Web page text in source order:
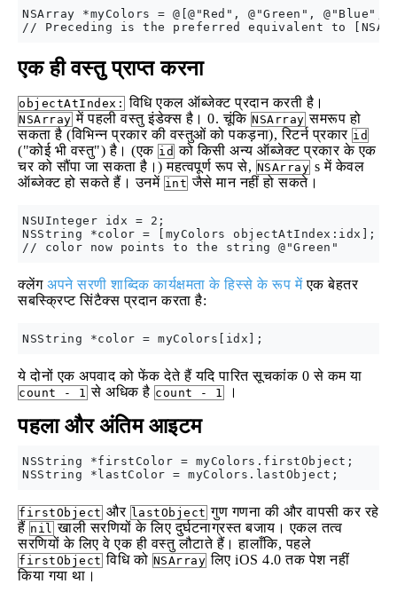
NSArray *myColors = @[@"Red", @"Green", @"Blue",
एक ही वस्तु प्राप्त करना
objectAtIndex: विधि एकल ऑब्जेक्ट प्रदान करती है।
NSArray में पहली वस्तु इंडेक्स है। 0. चूंकि NSArray समरूप हो
सकता है (विभिन्न प्रकार की वस्तुओं को पकड़ना), रिटर्न प्रकार id
("कोई भी वस्तु") है। (एक id को किसी अन्य ऑब्जेक्ट प्रकार के एक
चर को सौंपा जा सकता है।) महत्वपूर्ण रूप से, NSArray s में केवल
ऑब्जेक्ट हो सकते हैं। उनमें int जैसे मान नहीं हो सकते।
NSUInteger idx = 2;
NSString *color = [myColors objectAtIndex:idx];
क्लेंग अपने सरणी शाब्दिक कार्यक्षमता के हिस्से के रूप मेंएक बेहतर
सबस्क्रिप्ट सिंटैक्स प्रदान करता है:
ये दोनों एक अपवाद को फेंक देते हैं यदि पारित सूचकांक 0 से कम या
count - 1 से अधिक है count - 1 ।
पहला और अंतिम आइटम
NSString *firstColor = myColors.firstObject;
firstObject और lastObject गुण गणना की और वापसी कर रहे
हैं nil खाली सरणियों के लिए दुर्घटनाग्रस्त बजाय। एकल तत्व
सरणियों के लिए वे एक ही वस्तु लौटाते हैं। हालाँकि, पहले
firstObject विधि को NSArray लिए iOS 4.0 तक पेश नहीं
किया गया था।